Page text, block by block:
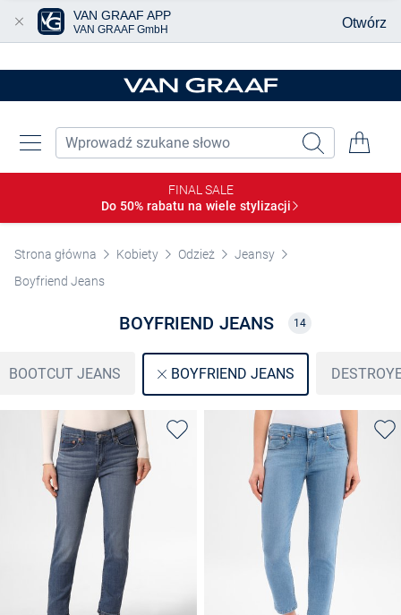
FINAL SALE
Do 50% rabatu na wiele stylizacji
Strona główna Kobiety Odzież
Jeansy
Boyfriend Jeans
BOYFRIEND JEANS 14
BOOTCUT JEANS BOYFRIEND JEANS
VAN GRAAF APP
VAN GRAAF GmbH Otwórz